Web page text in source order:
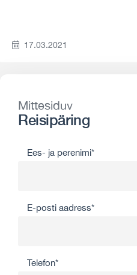
17.03.2021
Mittesiduv
Reisipäring
Ees- ja perenimi*
E-posti aadress*
Telefon*